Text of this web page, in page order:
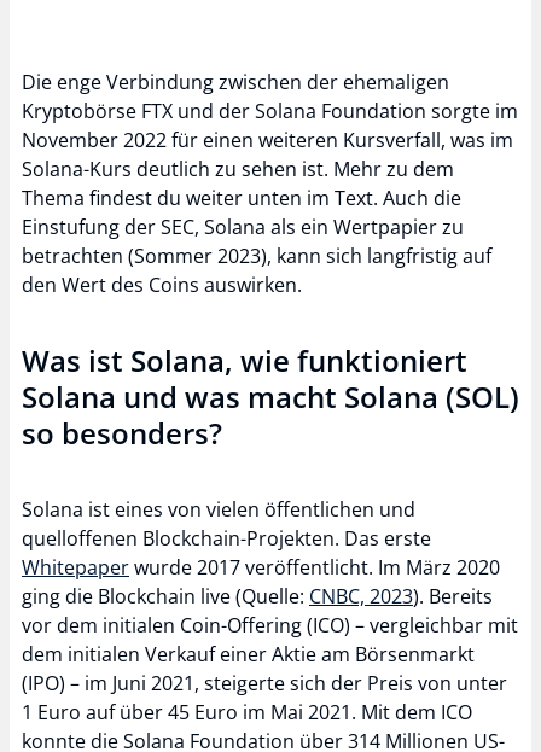
Die enge Verbindung zwischen der ehemaligen
Kryptobörse FTX und der Solana Foundation sorgte im
November 2022 für einen weiteren Kursverfall, was im
Solana-Kurs deutlich zu sehen ist. Mehr zu dem
Thema findest du weiter unten im Text. Auch die
Einstufung der SEC, Solana als ein Wertpapier zu
betrachten (Sommer 2023), kann sich langfristig auf
den Wert des Coins auswirken.
Was ist Solana, wie funktioniert
Solana und was macht Solana (SOL)
so besonders?
Solana ist eines von vielen öffentlichen und
quelloffenen Blockchain-Projekten. Das erste
Whitepaperwurde 2017 veröffentlicht. Im März 2020
ging die Blockchain live (Quelle: CNBC, 2023). Bereits
vor dem initialen Coin-Offering (ICO) – vergleichbar mit
dem initialen Verkauf einer Aktie am Börsenmarkt
(IPO) – im Juni 2021, steigerte sich der Preis von unter
1 Euro auf über 45 Euro im Mai 2021. Mit dem ICO
konnte die Solana Foundation über 314 Millionen US-